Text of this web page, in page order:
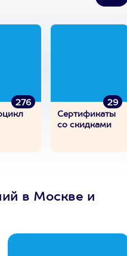
276
29
Сертификаты
со скидками
в Москве и